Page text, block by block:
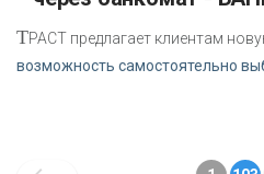
ТРАСТ предлагает клиентам
возможность самостоятельно